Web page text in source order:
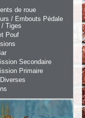
de roue
/ Embouts Pédale
/ Tiges
Pouf
Secondaire
Primaire